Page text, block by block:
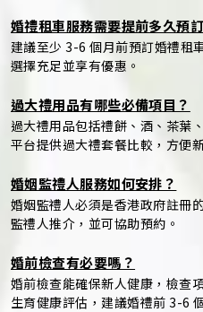
婚禮租車服務需要提前多久預
建議至少 3-6 個月前預訂婚禮租
選擇充足並享有優惠。
過大禮用品有哪些必備項目？
過大禮用品包括禮餅、酒、茶葉
平台提供過大禮套餐比較，方便
婚姻監禮人服務如何安排？
婚姻監禮人必須是香港政府註冊
監禮人推介，並可協助預約。
婚前檢查有必要嗎？
婚前檢查能確保新人健康，檢查
生育健康評估，建議婚禮前 3-6